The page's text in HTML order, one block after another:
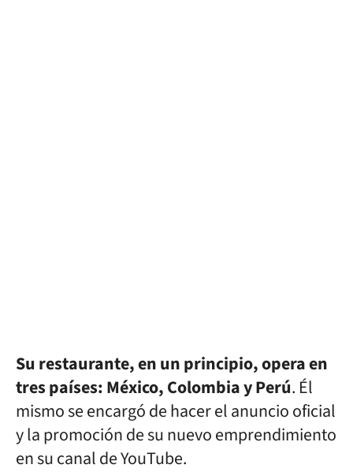
Su restaurante, en un principio, opera en
tres países: México, Colombia y Perú. Él
mismo se encargó de hacer el anuncio oficial
y la promoción de su nuevo emprendimiento
en su canal de YouTube.